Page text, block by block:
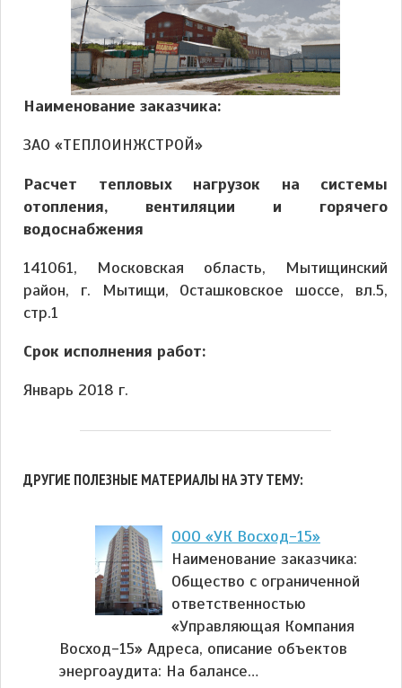
Наименование заказчика:
ЗАО «ТЕПЛОИНЖСТРОЙ»
Расчет тепловых нагрузок на системы
отопления, вентиляции и горячего
водоснабжения
141061, Московская область, Мытищинский
район, г. Мытищи, Осташковское шоссе, вл.5,
стр.1
Срок исполнения работ:
Январь 2018 г.
ДРУГИЕ ПОЛЕЗНЫЕ МАТЕРИАЛЫ НА ЭТУ ТЕМУ:
ООО «УК Восход-15»
Наименование заказчика:
Общество с ограниченной
ответственностью
«Управляющая Компания
Восход-15» Адреса, описание объектов
энергоаудита: На балансе…